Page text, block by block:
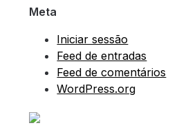
Meta
Iniciar sessão
Feed de entradas
Feed de comentários
WordPress.org